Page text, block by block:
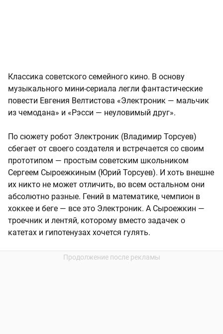
Классика советского семейного кино. В основу
музыкального мини-сериала легли фантастические
повести Евгения Велтистова «Электроник — мальчик
из чемодана» и «Рэсси — неуловимый друг».
По сюжету робот Электроник (Владимир Торсуев)
сбегает от своего создателя и встречается со своим
прототипом — простым советским школьником
Сергеем Сыроежкиным (Юрий Торсуев). И хоть внешне
их никто не может отличить, во всем остальном они
абсолютно разные. Гений в математике, чемпион в
хоккее и беге — все это Электроник. А Сыроежкин —
троечник и лентяй, которому вместо задачек о
катетах и гипотенузах хочется гулять.